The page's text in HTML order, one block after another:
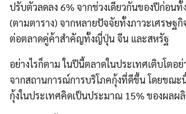
ปรับตัวลดลง 6% จากช่วงเดียวกันของปีก่อน
(ตามตาราง) จากหลายปัจจัยทั้งภาวะเศรษฐ
ต่อตลาดคู่ค้าสำคัญทั้งญี่ปุ่น จีน และสหรัฐ
อย่างไรก็ตาม ในปีนี้ตลาดในประเทศเติบโตอ
จากสถานการณ์การบริโภคกุ้งที่ดีขึ้น โดยขณะ
กุ้งในประเทศคิดเป็นประมาณ 15% ของผลผ